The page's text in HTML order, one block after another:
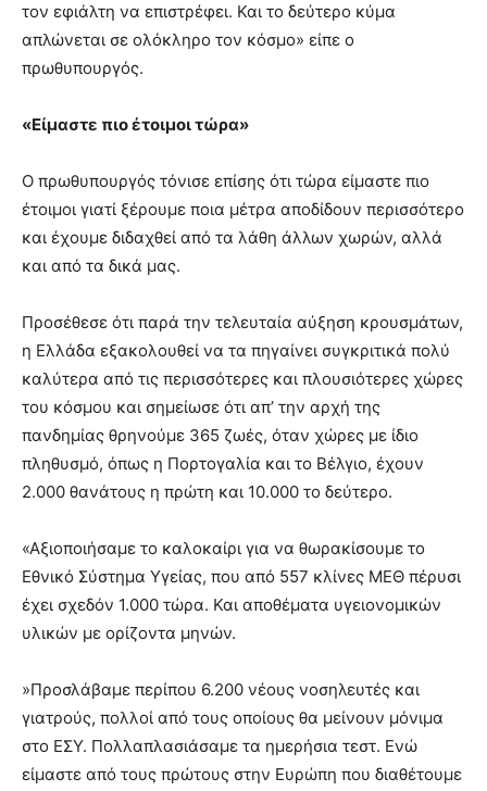
τον εφιάλτη να επιστρέφει. Και το δεύτερο κύμα
απλώνεται σε ολόκληρο τον κόσμο» είπε ο
πρωθυπουργός.
«Είμαστε πιο έτοιμοι τώρα»
Ο πρωθυπουργός τόνισε επίσης ότι τώρα είμαστε πιο
έτοιμοι γιατί ξέρουμε ποια μέτρα αποδίδουν περισσότερο
και έχουμε διδαχθεί από τα λάθη άλλων χωρών, αλλά
και από τα δικά μας.
Προσέθεσε ότι παρά την τελευταία αύξηση κρουσμάτων,
η Ελλάδα εξακολουθεί να τα πηγαίνει συγκριτικά πολύ
καλύτερα από τις περισσότερες και πλουσιότερες χώρες
του κόσμου και σημείωσε ότι απ’ την αρχή της
πανδημίας θρηνούμε 365 ζωές, όταν χώρες με ίδιο
πληθυσμό, όπως η Πορτογαλία και το Βέλγιο, έχουν
2.000 θανάτους η πρώτη και 10.000 το δεύτερο.
«Αξιοποιήσαμε το καλοκαίρι για να θωρακίσουμε το
Εθνικό Σύστημα Υγείας, που από 557 κλίνες ΜΕΘ πέρυσι
έχει σχεδόν 1.000 τώρα. Και αποθέματα υγειονομικών
υλικών με ορίζοντα μηνών.
»Προσλάβαμε περίπου 6.200 νέους νοσηλευτές και
γιατρούς, πολλοί από τους οποίους θα μείνουν μόνιμα
στο ΕΣΥ. Πολλαπλασιάσαμε τα ημερήσια τεστ. Ενώ
είμαστε από τους πρώτους στην Ευρώπη που διαθέτουμε